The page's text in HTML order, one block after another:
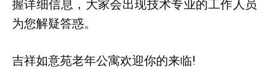
握详细信息，大家会出现技术专业的工作人员
为您解疑答惑。
吉祥如意苑老年公寓欢迎你的来临!